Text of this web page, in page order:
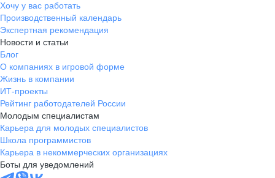
Хочу у вас работать
Производственный календарь
Экспертная рекомендация
Новости и статьи
Блог
О компаниях в игровой форме
Жизнь в компании
ИТ-проекты
Рейтинг работодателей России
Молодым специалистам
Карьера для молодых специалистов
Школа программистов
Карьера в некоммерческих организациях
Боты для уведомлений